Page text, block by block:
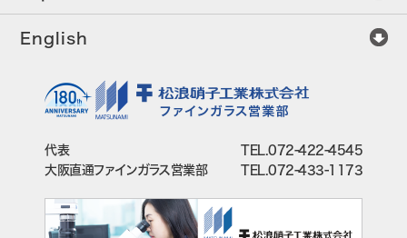
English
代表
大阪直通ファインガラス営業部
TEL.072-422-4545
TEL.072-433-1173